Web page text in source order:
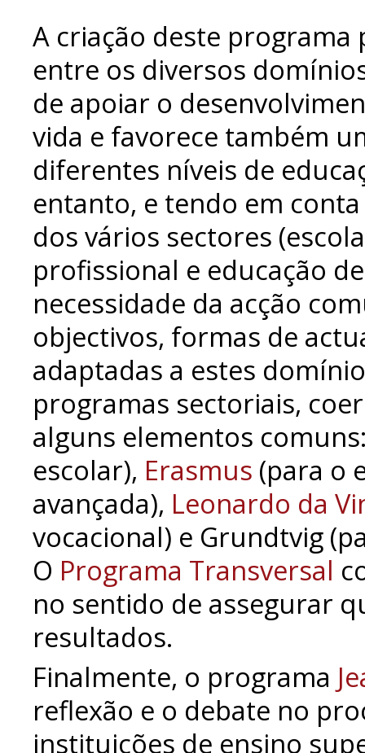
A criação deste
entre os diversos
de apoiar o
vida e favorece também
diferentes níveis de
entanto, e tendo em
dos vários sectores
profissional e educação
necessidade da acção
objectivos, formas de
adaptadas a estes
programas sectoriais,
alguns elementos
escolar), Erasmus (para o
avançada), Leonardo da
vocacional) e Grundtvig
O Programa Transversal
no sentido de assegurar
resultados.
Finalmente, o programa
reflexão e o debate no
instituições de ensino